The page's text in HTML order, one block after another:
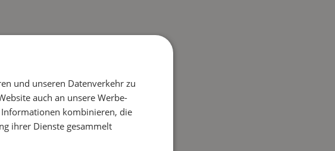
und unseren Datenverkehr zu
auch an unsere Werbe-
kombinieren, die
ihrer Dienste gesammelt